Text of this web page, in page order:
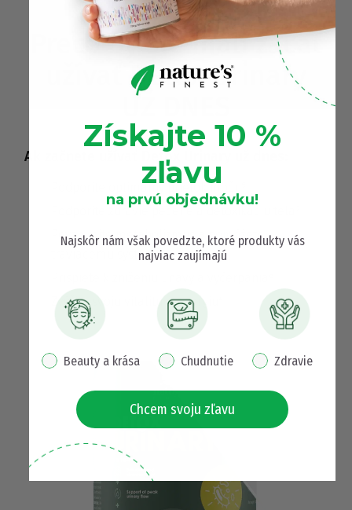
Prečo by ste mali začať
užívať Detox Urinary
UŽ DNES
Ak začnete užívať Detox Urinary už dnes:
Podporíte optimálny prietok moču⁵
Podporíte zdravie pečene a detoxikáciu tela²
Povzbudíte metabolizmus a pomôžete
tráviacemu systému⁴
Zvýšite svoju vitalitu a energiu⁴
Získajte 10 %
zľavu
na prvú objednávku!
Najskôr nám však povedzte, ktoré produkty vás
najviac zaujímajú
interest pop up
Beauty a krása Chudnutie Zdravie
Chcem svoju zľavu